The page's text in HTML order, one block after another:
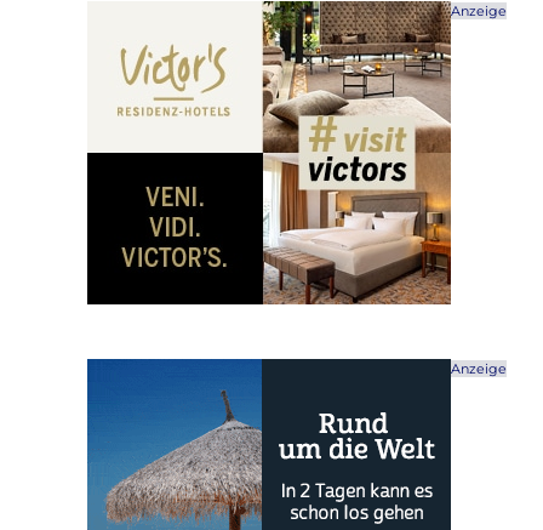
Anzeige
Anzeige